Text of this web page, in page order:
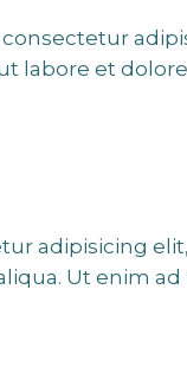
labore et
adipisicing
Ut enim